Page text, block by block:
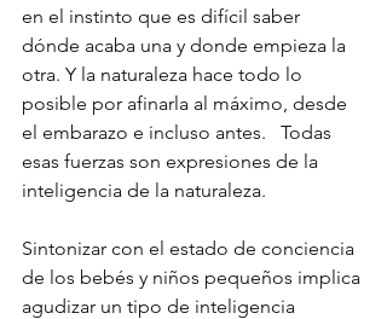
en el instinto que es difícil saber
dónde acaba una y donde empieza la
otra. Y la naturaleza hace todo lo
posible por afinarla al máximo, desde
el embarazo e incluso antes.   Todas
esas fuerzas son expresiones de la
inteligencia de la naturaleza.
Sintonizar con el estado de conciencia
de los bebés y niños pequeños implica
agudizar un tipo de inteligencia